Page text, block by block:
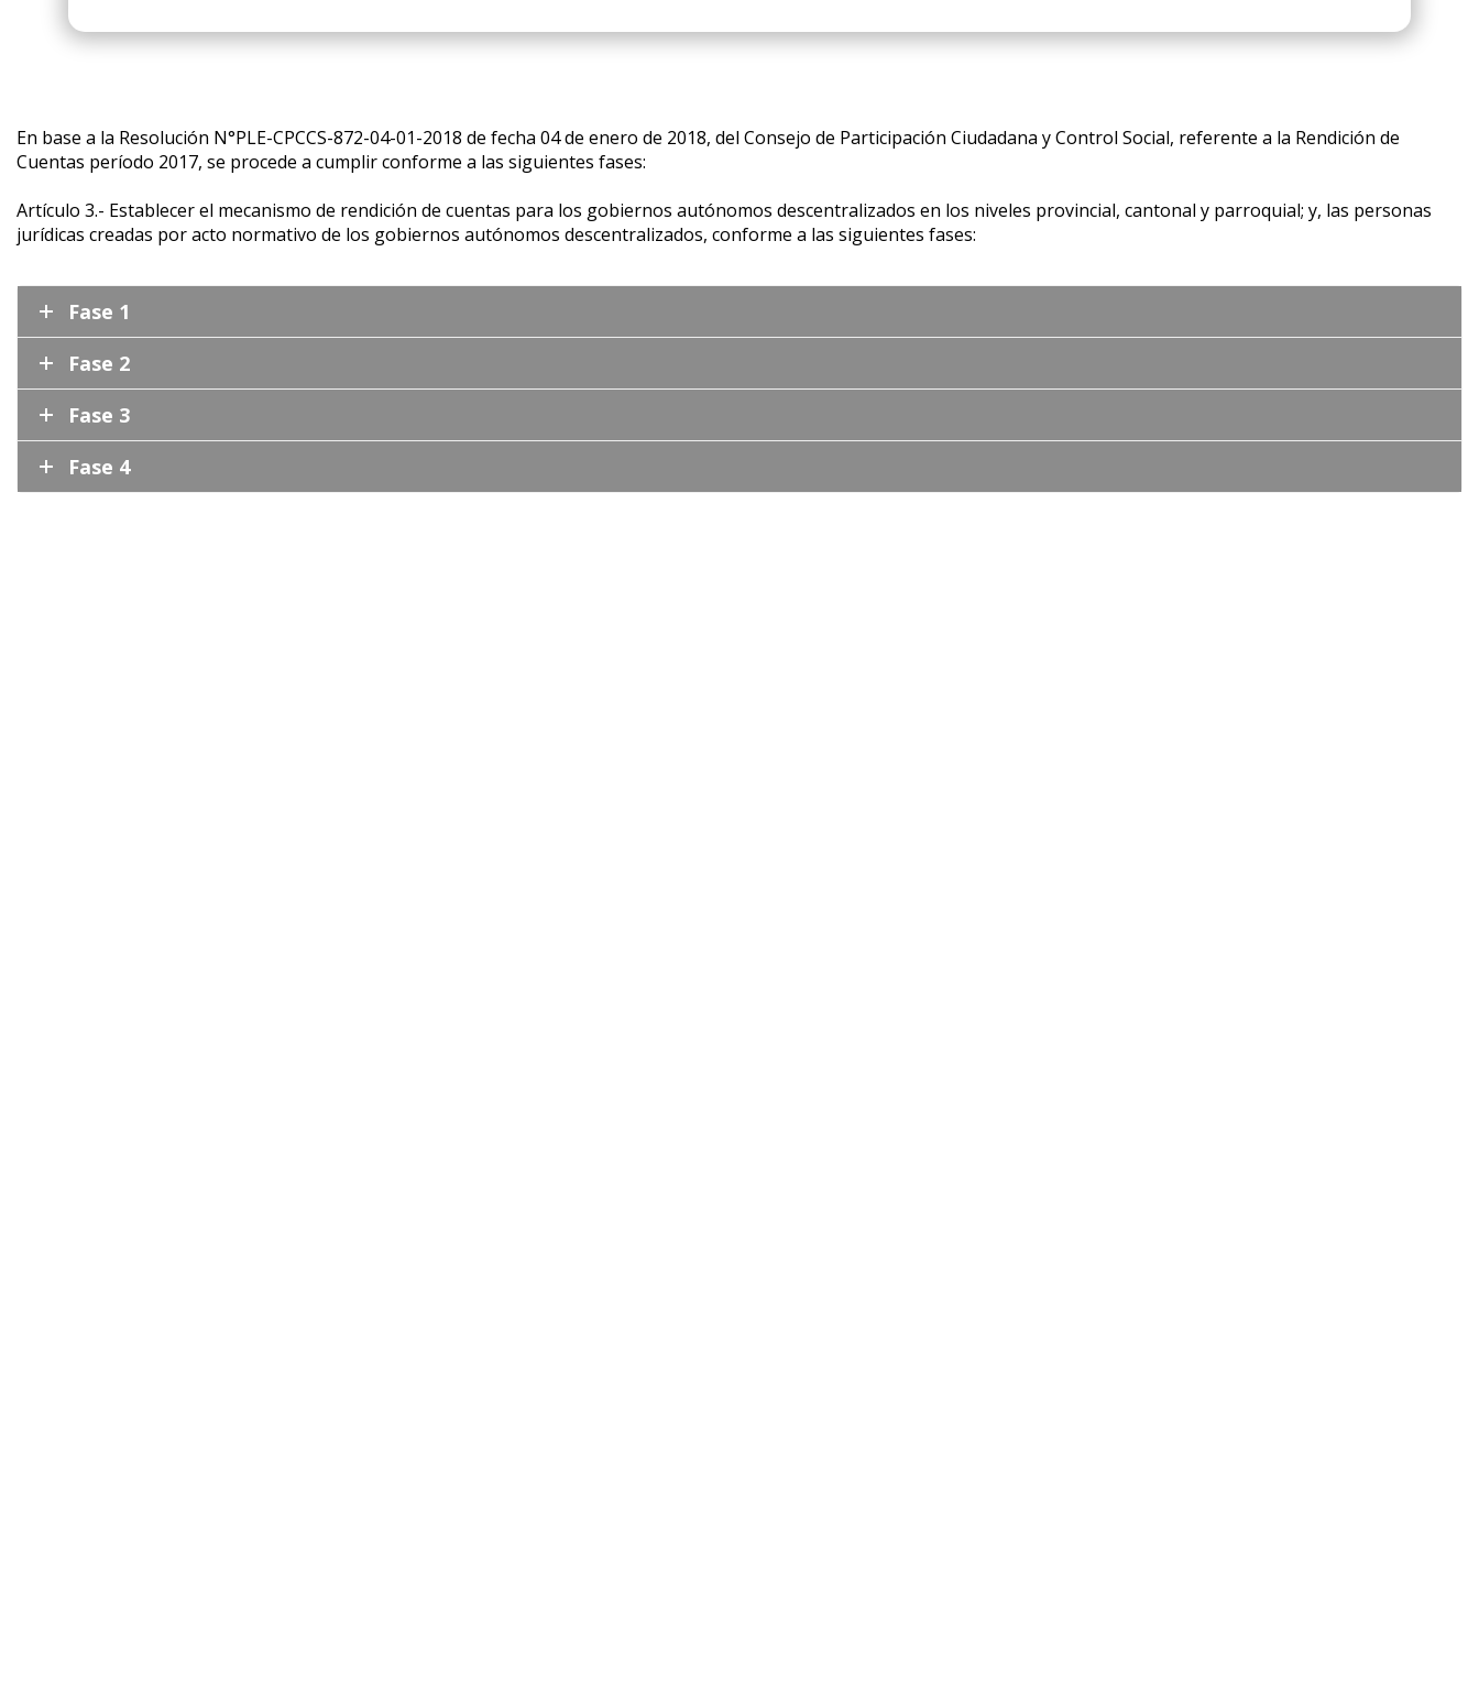
En base a la Resolución N°PLE-CPCCS-872-04-01-2018 de fecha 04 de enero de 2018, del Consejo de Participación Ciudadana y Control Social, referente a la Rendición de
Cuentas período 2017, se procede a cumplir conforme a las siguientes fases:
Artículo 3.- Establecer el mecanismo de rendición de cuentas para los gobiernos autónomos descentralizados en los niveles provincial, cantonal y parroquial; y, las personas
jurídicas creadas por acto normativo de los gobiernos autónomos descentralizados, conforme a las siguientes fases:
Fase 1
Fase 2
Fase 3
Fase 4